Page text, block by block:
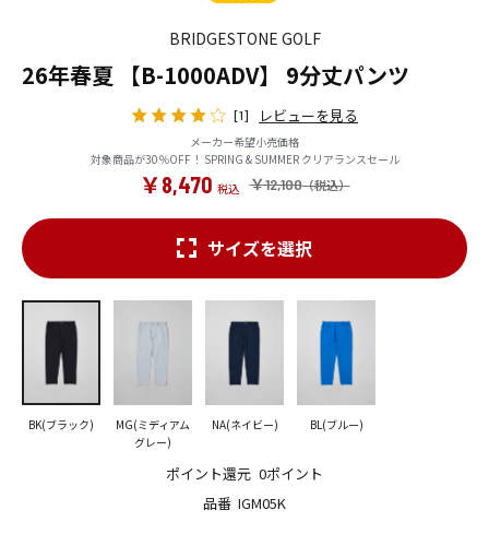
BRIDGESTONE GOLF
26年春夏 【B-1000ADV】 9分丈パンツ
[1] レビューを見る
メーカー希望小売価格
対象商品が30％OFF！ SPRING & SUMMER クリアランスセール
￥12,100
￥8,470
品番 IGM05K
ポイント還元 0ポイント
サイズを選択
BK(ブラック)
MG(ミディアム
グレー)
NA(ネイビー) BL(ブルー)